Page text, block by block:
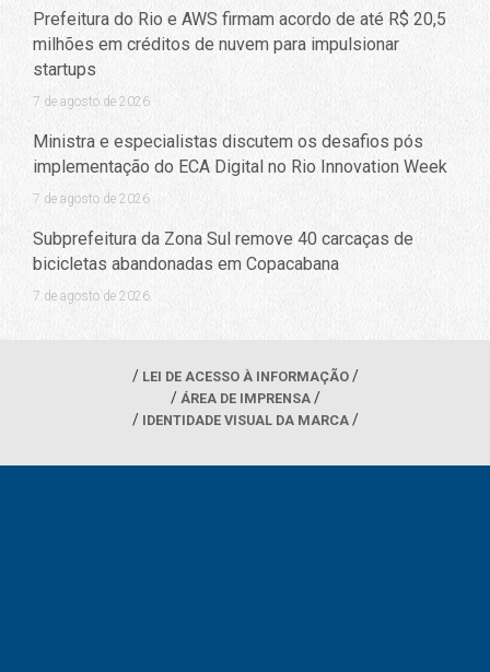
Prefeitura do Rio e AWS firmam acordo de até R$ 20,5
milhões em créditos de nuvem para impulsionar
startups
7 de agosto de 2026
Ministra e especialistas discutem os desafios pós
implementação do ECA Digital no Rio Innovation Week
7 de agosto de 2026
Subprefeitura da Zona Sul remove 40 carcaças de
bicicletas abandonadas em Copacabana
7 de agosto de 2026
LEI DE ACESSO À INFORMAÇÃO
ÁREA DE IMPRENSA
IDENTIDADE VISUAL DA MARCA